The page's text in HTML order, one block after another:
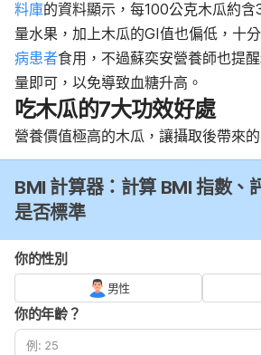
料庫的資料顯示，每100公克木瓜約
量水果，加上木瓜的GI值也偏低，十
病患者食用，不過蘇奕安營養師也提
量即可，以免導致血糖升高。
吃木瓜的7大功效好處
營養價值極高的木瓜，讓攝取後帶來
BMI 計算器：計算 BMI 指數、
是否標準
你的性別
男性
你的年齡？